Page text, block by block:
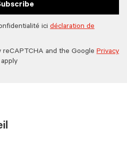
ici déclaration de
and the Google Privacy
apply